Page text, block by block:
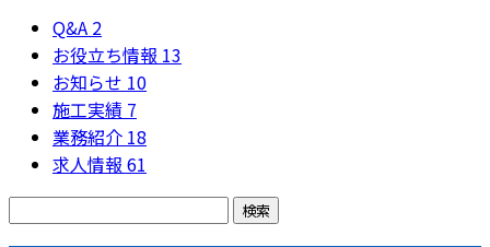
Q&A 2
お役立ち情報 13
お知らせ 10
施工実績 7
業務紹介 18
求人情報 61